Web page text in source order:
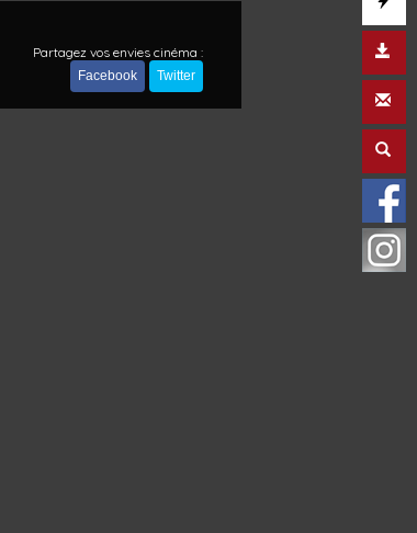
Partagez vos envies cinéma :
Facebook Twitter